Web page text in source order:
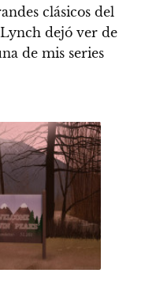
clásicos del
dejó ver de
de mis series